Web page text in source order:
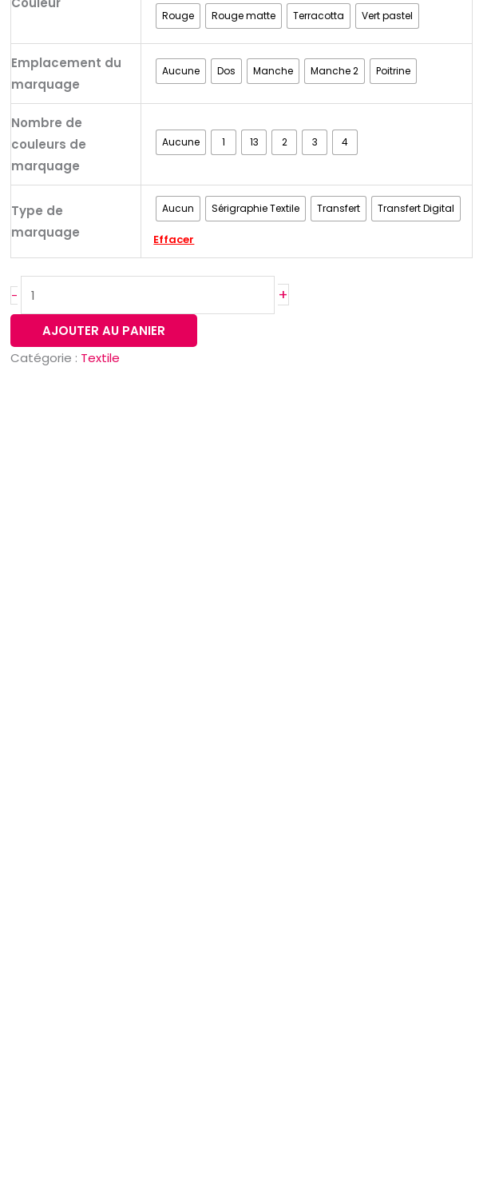
Rouge Rouge matte Terracotta Vert pastel
Emplacement du
marquage
Aucune Dos Manche Manche 2 Poitrine
Nombre de
couleurs de
marquage
Aucune 1 13 2 3 4
Type de
marquage
Aucun Sérigraphie Textile Transfert Transfert Digital
Effacer
-
pour
+
AJOUTER AU PANIER
Catégorie : Textile